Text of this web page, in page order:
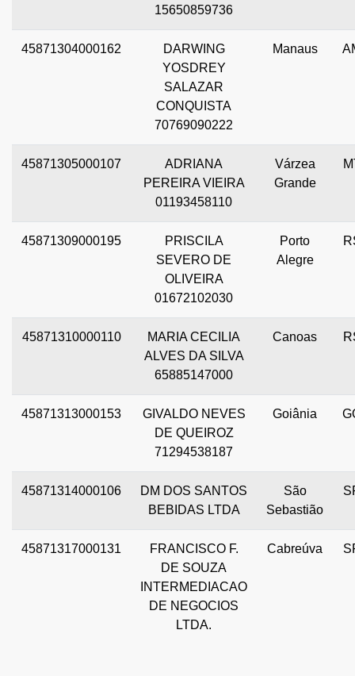
15650859736
45871304000162
DARWING
YOSDREY
SALAZAR
CONQUISTA
70769090222
Manaus
45871305000107
ADRIANA
PEREIRA VIEIRA
01193458110
Várzea
Grande
45871309000195
PRISCILA
SEVERO DE
OLIVEIRA
01672102030
Porto
Alegre
45871310000110
MARIA CECILIA
ALVES DA SILVA
65885147000
Canoas
45871313000153
GIVALDO NEVES
DE QUEIROZ
71294538187
Goiânia
45871314000106
DM DOS SANTOS
BEBIDAS LTDA
São
Sebastião
45871317000131
FRANCISCO F.
DE SOUZA
INTERMEDIACAO
DE NEGOCIOS
LTDA.
Cabreúva